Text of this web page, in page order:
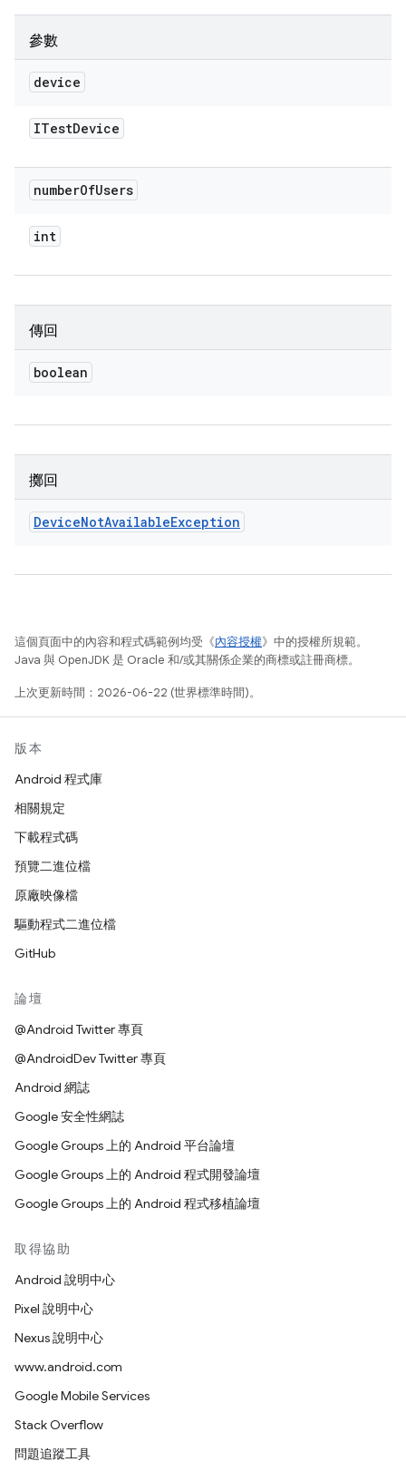
參數
device
ITestDevice
numberOfUsers
int
傳回
boolean
擲回
DeviceNotAvailableException
這個頁面中的內容和程式碼範例均受《內容授權》中的授權所規範。
Java 與 OpenJDK 是 Oracle 和/或其關係企業的商標或註冊商標。
上次更新時間：2026-06-22 (世界標準時間)。
版本
Android 程式庫
相關規定
下載程式碼
預覽二進位檔
原廠映像檔
驅動程式二進位檔
GitHub
論壇
@Android Twitter 專頁
@AndroidDev Twitter 專頁
Android 網誌
Google 安全性網誌
Google Groups 上的 Android 平台論壇
Google Groups 上的 Android 程式開發論壇
Google Groups 上的 Android 程式移植論壇
取得協助
Android 說明中心
Pixel 說明中心
Nexus 說明中心
www.android.com
Google Mobile Services
Stack Overflow
問題追蹤工具